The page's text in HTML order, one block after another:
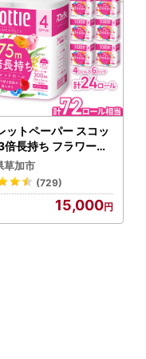
ットペーパー スコッ
倍長持ち フラワーパ
ロール×6P
草加市
(729)
15,000